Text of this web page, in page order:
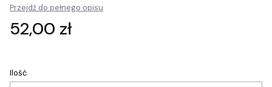
Przejdź do pełnego opisu
Cena
52,00 zł
Ilość